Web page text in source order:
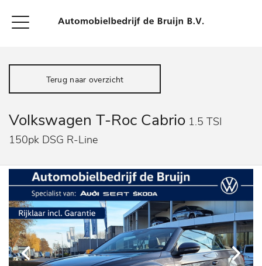
Terug naar overzicht
Volkswagen T-Roc Cabrio 1.5 TSI
150pk DSG R-Line